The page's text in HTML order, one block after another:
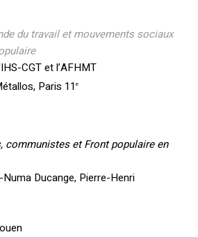
du travail et mouvements sociaux
CGT et l’AFHMT
Paris 11e
communistes et Front populaire en
Ducange, Pierre-Henri